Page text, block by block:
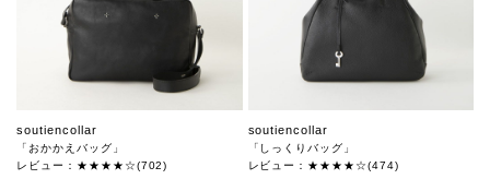
soutiencollar
「おかかえバッグ」
レビュー：★★★★☆(702)
soutiencollar
「しっくりバッグ」
レビュー：★★★★☆(474)